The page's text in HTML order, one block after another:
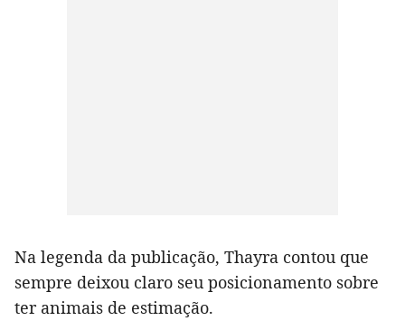
Na legenda da publicação, Thayra contou que
sempre deixou claro seu posicionamento sobre
ter animais de estimação.